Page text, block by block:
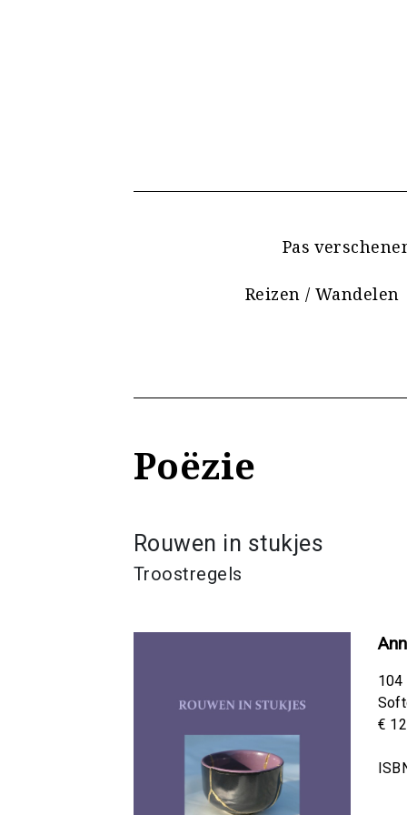
Pas
Reizen / Wandelen
Poëzie
Rouwen in stukjes
Troostregels
104
€